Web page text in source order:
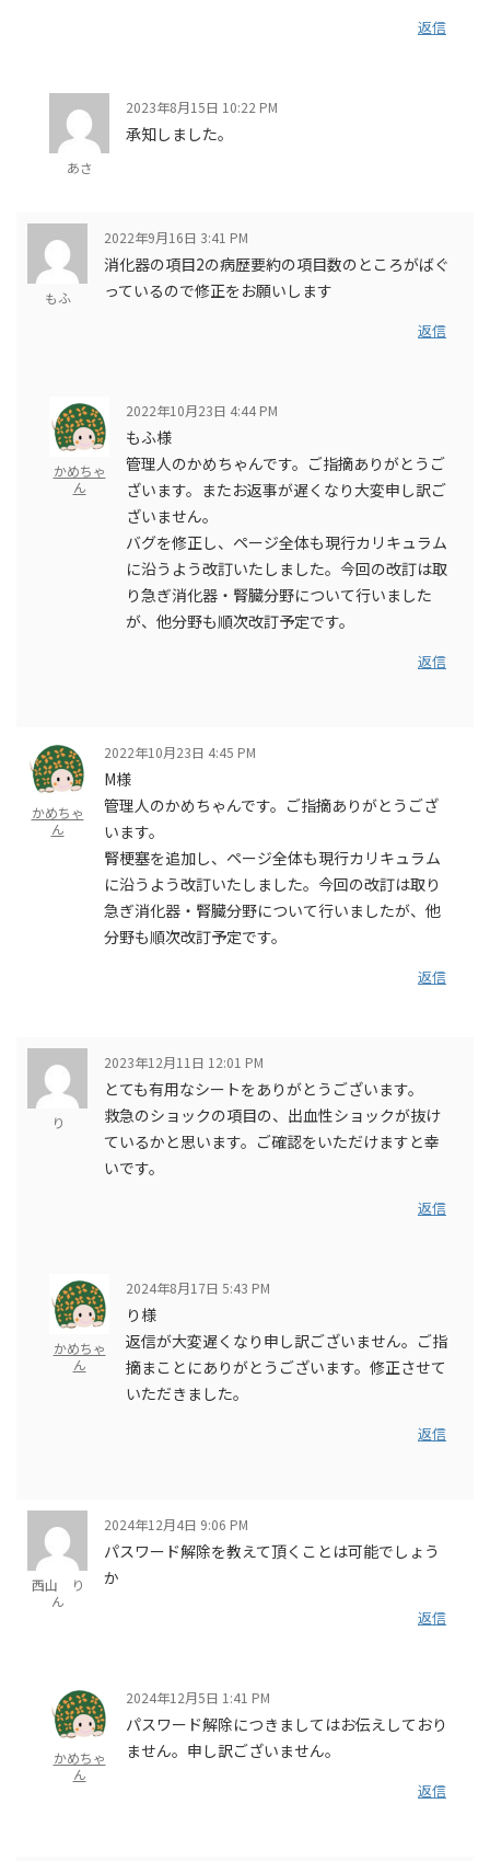
返信
あさ
2023年8月15日 10:22 PM
承知しました。
もふ
2022年9月16日 3:41 PM
消化器の項目2の病歴要約の項目数のところがばぐ
っているので修正をお願いします
返信
かめちゃ
ん
2022年10月23日 4:44 PM
もふ様
管理人のかめちゃんです。ご指摘ありがとうご
ざいます。またお返事が遅くなり大変申し訳ご
ざいません。
バグを修正し、ページ全体も現行カリキュラム
に沿うよう改訂いたしました。今回の改訂は取
り急ぎ消化器・腎臓分野について行いました
が、他分野も順次改訂予定です。
返信
かめちゃ
ん
2022年10月23日 4:45 PM
M様
管理人のかめちゃんです。ご指摘ありがとうござ
います。
腎梗塞を追加し、ページ全体も現行カリキュラム
に沿うよう改訂いたしました。今回の改訂は取り
急ぎ消化器・腎臓分野について行いましたが、他
分野も順次改訂予定です。
返信
り
2023年12月11日 12:01 PM
とても有用なシートをありがとうございます。
救急のショックの項目の、出血性ショックが抜け
ているかと思います。ご確認をいただけますと幸
いです。
返信
かめちゃ
ん
2024年8月17日 5:43 PM
り様
返信が大変遅くなり申し訳ございません。ご指
摘まことにありがとうございます。修正させて
いただきました。
返信
西山 り
ん
2024年12月4日 9:06 PM
パスワード解除を教えて頂くことは可能でしょう
か
返信
かめちゃ
ん
2024年12月5日 1:41 PM
パスワード解除につきましてはお伝えしており
ません。申し訳ございません。
返信